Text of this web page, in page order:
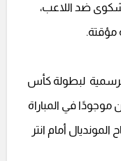
شكوى ضد اللاعب،
مؤقتة.
لبطولة كأس
4 يونيو، وسيكون موجودًا في المباراة
قبل افتتاح المونديال أمام انتر